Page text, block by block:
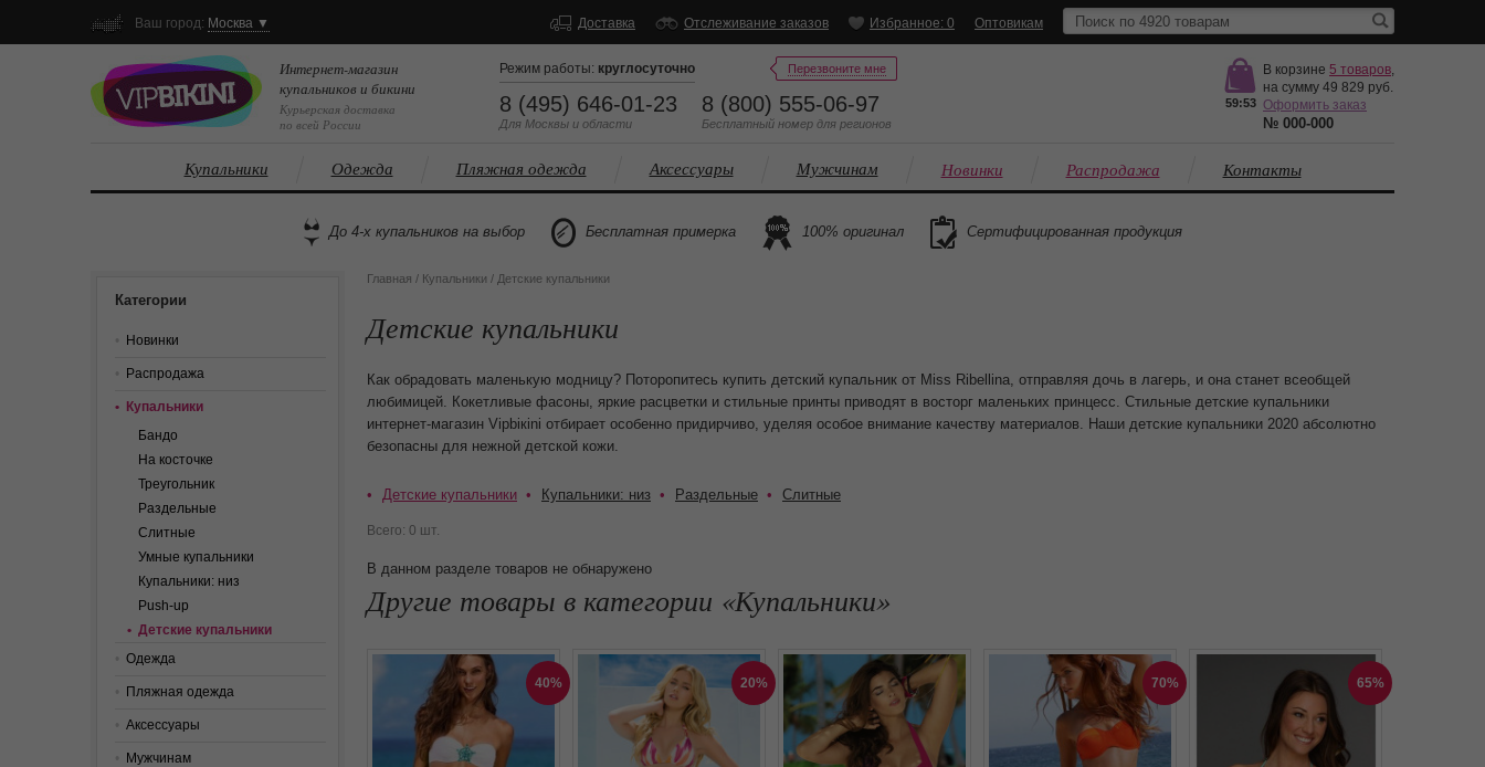
Ваш город: Москва ▼ Доставка Отслеживание заказов Избранное: 0 Оптовикам
Интернет-магазин
купальников и бикини
Курьерская доставка
по всей России
Режим работы: круглосуточно
8 (495) 646-01-23
Для Москвы и области
8 (800) 555-06-97
Бесплатный номер для регионов
Перезвоните мне
59:53
В корзине 5 товаров,
на сумму 49 829
Оформить заказ
№ 000-000
Купальники Одежда Пляжная одежда Аксессуары Мужчинам Новинки Распродажа Контакты
До 4-х купальников на выбор Бесплатная примерка 100% оригинал Сертифицированная продукция
Категории
Новинки
Распродажа
Купальники
Бандо
На косточке
Треугольник
Раздельные
Слитные
Умные купальники
Купальники: низ
Push-up
Детские купальники
Одежда
Пляжная одежда
Аксессуары
Мужчинам
Главная / Купальники / Детские купальники
Детские купальники
Как обрадовать маленькую модницу? Поторопитесь купить детский купальник от Miss Ribellina, отправляя дочь в лагерь, и она станет всеобщей
любимицей. Кокетливые фасоны, яркие расцветки и стильные принты приводят в восторг маленьких принцесс. Стильные детские купальники
интернет-магазин Vipbiкini отбирает особенно придирчиво, уделяя особое внимание качеству материалов. Наши детские купальники 2020 абсолютно
безопасны для нежной детской кожи.
Детские купальники Купальники: низ Раздельные Слитные
Всего: 0 шт.
В данном разделе товаров не обнаружено
Другие товары в категории Купальники
40% 20% 70% 65%